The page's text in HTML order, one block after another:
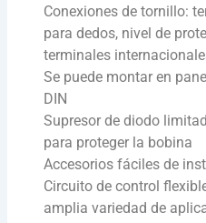
Conexiones de tornillo:
para dedos, nivel de
terminales
Se puede montar en
DIN
Supresor de diodo
para proteger la bobina
Accesorios fáciles de
Circuito de control
amplia variedad de